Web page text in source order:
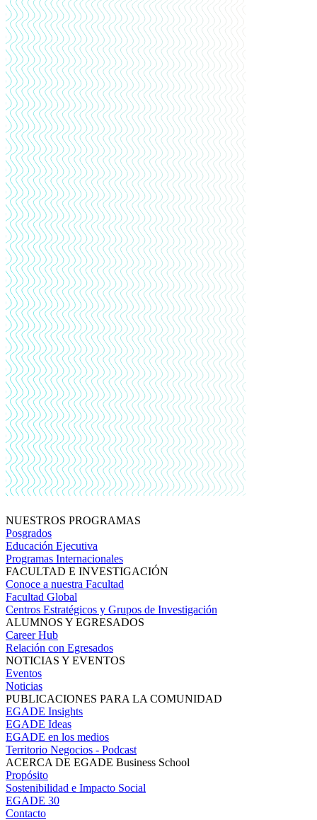
NUESTROS PROGRAMAS
Posgrados
Educación Ejecutiva
Programas Internacionales
FACULTAD E INVESTIGACIÓN
Conoce a nuestra Facultad
Facultad Global
Centros Estratégicos y Grupos de Investigación
ALUMNOS Y EGRESADOS
Career Hub
Relación con Egresados
NOTICIAS Y EVENTOS
Eventos
Noticias
PUBLICACIONES PARA LA COMUNIDAD
EGADE Insights
EGADE Ideas
EGADE en los medios
Territorio Negocios - Podcast
ACERCA DE EGADE Business School
Propósito
Sostenibilidad e Impacto Social
EGADE 30
Contacto